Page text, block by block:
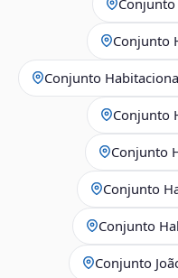
Conjunto
Conjunto
Conjunto
Conjunto
Conjunto
Conjunto
Conjunto